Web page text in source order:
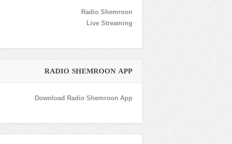
Radio Shemroon
Live Streaming
RADIO SHEMROON APP
Download Radio Shemroon App